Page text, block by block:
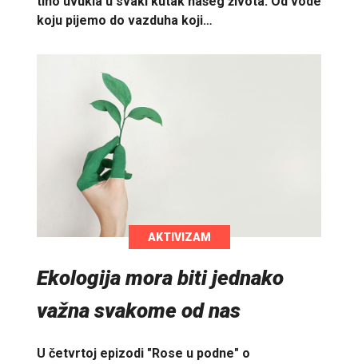
koju pijemo do vazduha koji…
AKTIVIZAM
Ekologija mora biti jednako
važna svakome od nas
U četvrtoj epizodi "Rose u podne" o